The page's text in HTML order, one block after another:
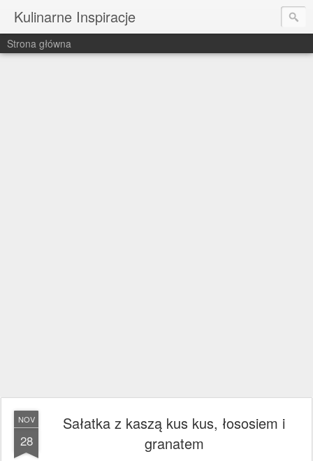
Kulinarne Inspiracje
Strona główna
NOV
28
Sałatka z kaszą kus kus, łososiem i
granatem